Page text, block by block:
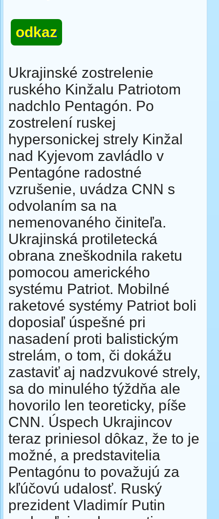
odkaz
Ukrajinské zostrelenie
ruského Kinžalu Patriotom
nadchlo Pentagón. Po
zostrelení ruskej
hypersonickej strely Kinžal
nad Kyjevom zavládlo v
Pentagóne radostné
vzrušenie, uvádza CNN s
odvolaním sa na
nemenovaného činiteľa.
Ukrajinská protiletecká
obrana zneškodnila raketu
pomocou amerického
systému Patriot. Mobilné
raketové systémy Patriot boli
doposiaľ úspešné pri
nasadení proti balistickým
strelám, o tom, či dokážu
zastaviť aj nadzvukové strely,
sa do minulého týždňa ale
hovorilo len teoreticky, píše
CNN. Úspech Ukrajincov
teraz priniesol dôkaz, že to je
možné, a predstavitelia
Pentagónu to považujú za
kľúčovú udalosť. Ruský
prezident Vladimír Putin